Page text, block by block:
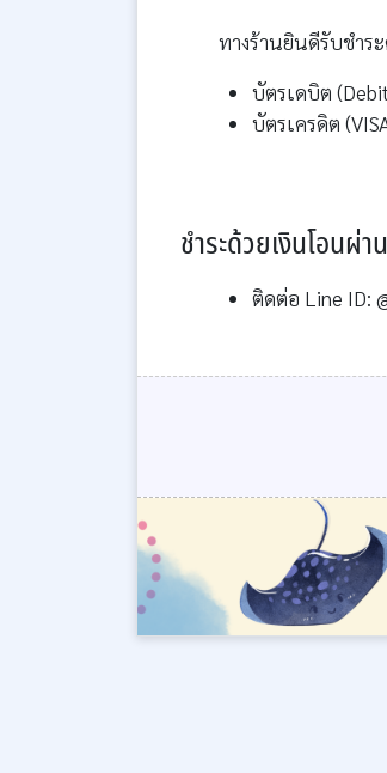
ทางร้านยินดีรับชำร
บัตรเดบิต
บัตรเครดิต
ชำระด้วยเงินโอนผ่า
ติดต่อ Line ID: